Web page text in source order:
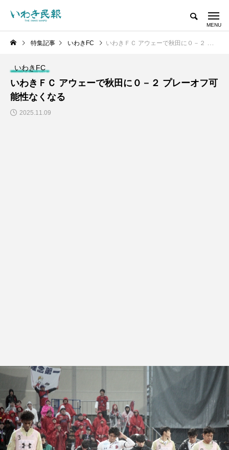
特集記事 いわきFC いわきＦＣ アウェーで秋田に０－２ プレーオフ可能性なくなる
いわきFC
いわきＦＣ アウェーで秋田に０－２ プレーオフ可
能性なくなる
2025.11.09